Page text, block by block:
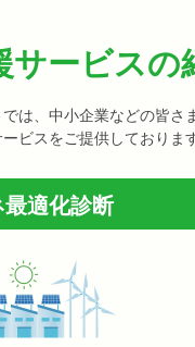
サービスの
は、中小企業などの皆
ビスをご提供しております
最適化診断